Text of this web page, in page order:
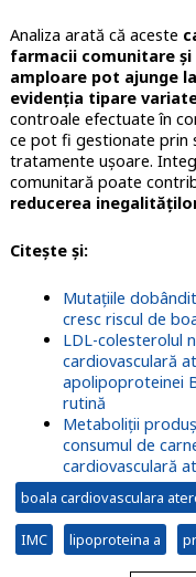
Analiza arată că aceste
farmacii comunitare
amploare pot ajunge
evidenția tipare
controale efectuate în
ce pot fi gestionate prin
tratamente ușoare.
comunitară poate
reducerea
Citește și:
Mutațiile
cresc riscul de
LDL-colesterolul
cardiovasculară
apolipoproteinei
rutină
Metaboliții
consumul de
cardiovasculară
boala cardiovasculara
IMC lipoproteina a